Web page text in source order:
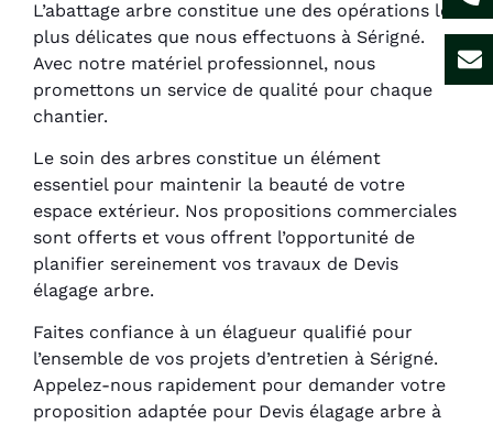
L’abattage arbre constitue une des opérations les
plus délicates que nous effectuons à Sérigné.
Avec notre matériel professionnel, nous
promettons un service de qualité pour chaque
chantier.
Le soin des arbres constitue un élément
essentiel pour maintenir la beauté de votre
espace extérieur. Nos propositions commerciales
sont offerts et vous offrent l’opportunité de
planifier sereinement vos travaux de Devis
élagage arbre.
Faites confiance à un élagueur qualifié pour
l’ensemble de vos projets d’entretien à Sérigné.
Appelez-nous rapidement pour demander votre
proposition adaptée pour Devis élagage arbre à